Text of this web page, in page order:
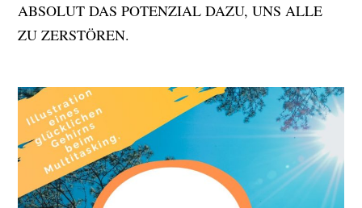
ABSOLUT DAS POTENZIAL DAZU, UNS ALLE
ZU ZERSTÖREN.